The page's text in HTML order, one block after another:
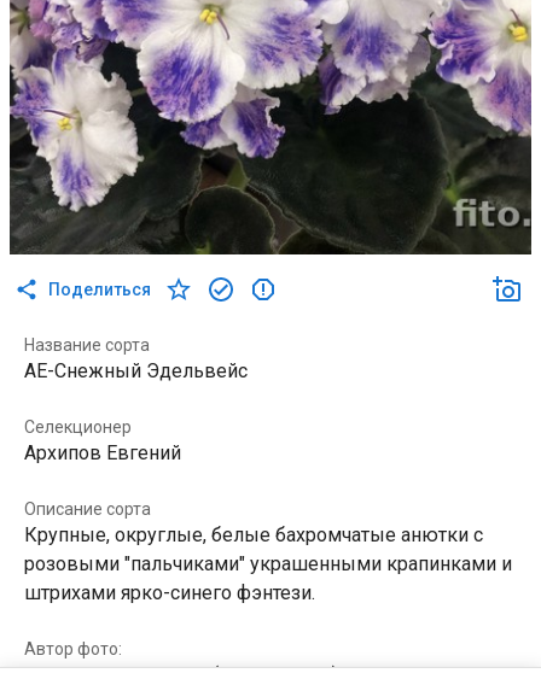
Поделиться
Название сорта
АЕ-Снежный Эдельвейс
Селекционер
Архипов Евгений
Описание сорта
Крупные, округлые, белые бахромчатые анютки с
розовыми "пальчиками" украшенными крапинками и
штрихами ярко-синего фэнтези.
Автор фото: